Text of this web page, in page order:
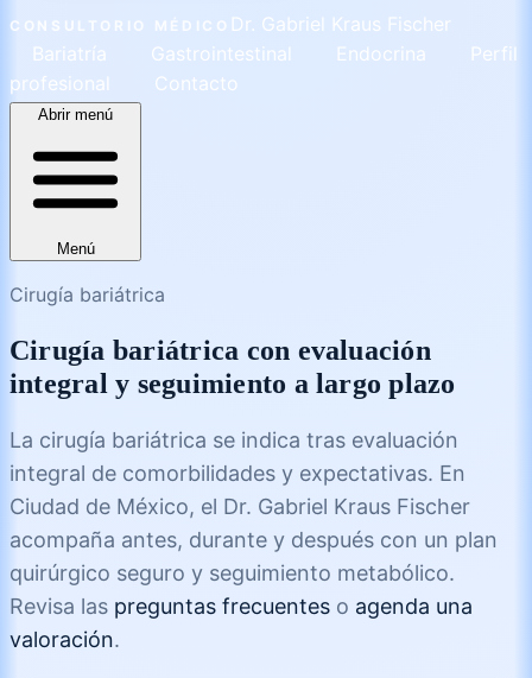
CONSULTORIO MÉDICO Dr. Gabriel Kraus Fischer
Bariatría
Gastrointestinal Endocrina
Perfil
profesional
Contacto
Abrir menú
Menú
Cirugía bariátrica
Cirugía bariátrica con evaluación
integral y seguimiento a largo plazo
La cirugía bariátrica se indica tras evaluación
integral de comorbilidades y expectativas. En
Ciudad de México, el Dr. Gabriel Kraus Fischer
acompaña antes, durante y después con un plan
quirúrgico seguro y seguimiento metabólico.
Revisa las preguntas frecuentes o agenda una
valoración.